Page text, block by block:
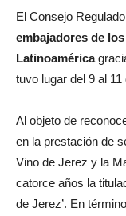
El Consejo
embajadores de
Latinoamérica
tuvo lugar del 9 al 11
Al objeto de
en la prestación de
Vino de Jerez y la
catorce años la
de Jerez’. En